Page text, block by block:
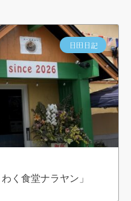
日田日記
く食堂ナラヤン」